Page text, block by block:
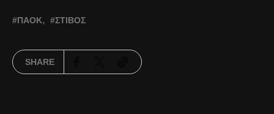
ΠΑΟΚ ΣΤΊΒΟΣ
SHARE